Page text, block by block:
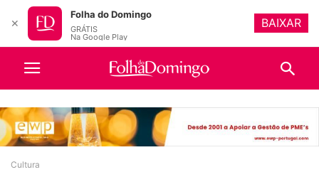
Cultura
✕
Folha do Domingo
GRÁTIS
Na Google Play
BAIXAR